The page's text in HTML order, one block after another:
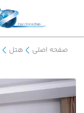
صفحه اصلی هتل